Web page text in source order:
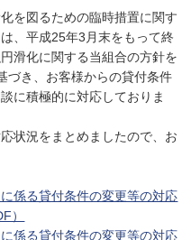
を図るための臨時措置に関す
、平成25年3月末をもって終
滑化に関する当組合の方針を
づき、お客様からの貸付条件
に積極的に対応しておりま
状況をまとめましたので、お
係る貸付条件の変更等の対応
）
係る貸付条件の変更等の対応